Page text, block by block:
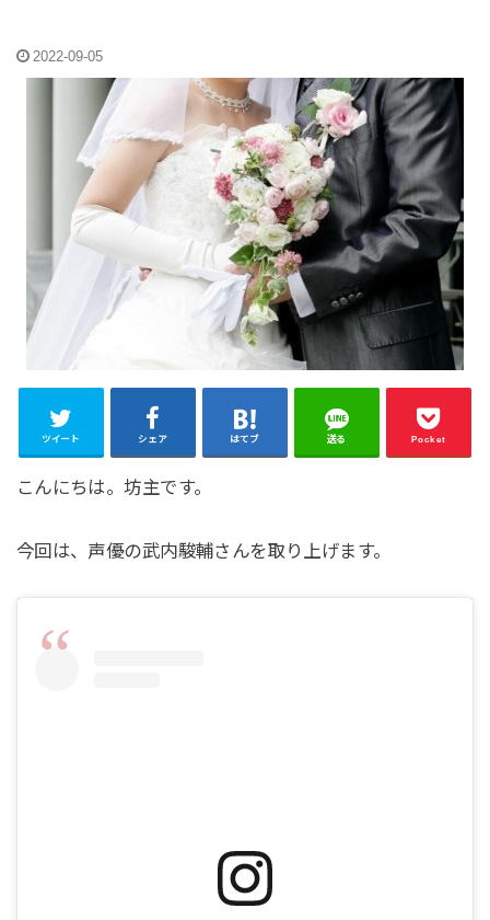
2022-09-05
ツイート シェア はてブ 送る Pocket
こんにちは。坊主です。
今回は、声優の武内駿輔さんを取り上げます。